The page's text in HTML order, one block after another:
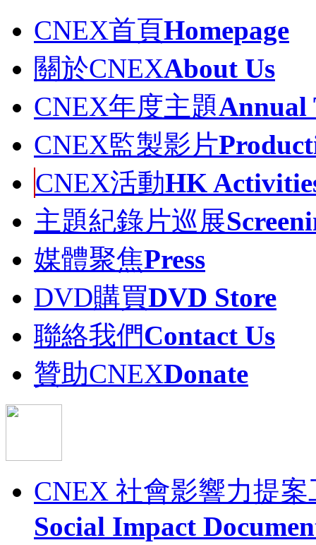
CNEX首頁Homepage
關於CNEXAbout Us
CNEX年度主題Annual
CNEX監製影片
CNEX活動HK
主題紀錄片巡展
媒體聚焦Press
DVD購買DVD Store
聯絡我們Contact Us
贊助CNEXDonate
CNEX 社會影響力提
Social Impact